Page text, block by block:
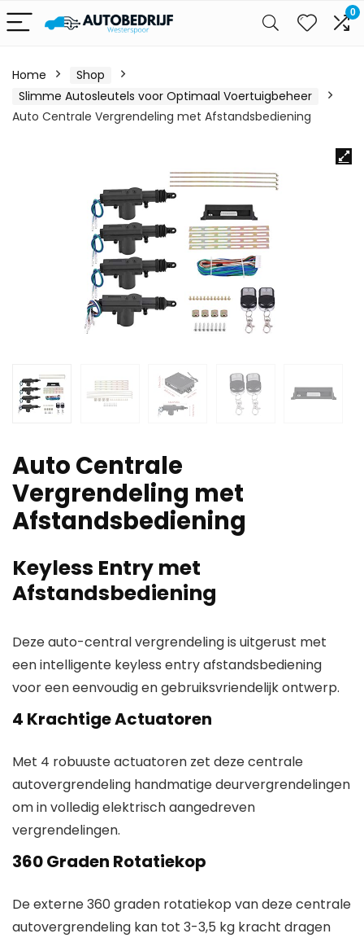
0
Home
Shop
Slimme Autosleutels voor Optimaal Voertuigbeheer
Auto Centrale Vergrendeling met Afstandsbediening
Auto Centrale
Vergrendeling met
Afstandsbediening
Keyless Entry met
Afstandsbediening
Deze auto-central vergrendeling is uitgerust met
een intelligente keyless entry afstandsbediening
voor een eenvoudig en gebruiksvriendelijk ontwerp.
4 Krachtige Actuatoren
Met 4 robuuste actuatoren zet deze centrale
autovergrendeling handmatige deurvergrendelingen
om in volledig elektrisch aangedreven
vergrendelingen.
360 Graden Rotatiekop
De externe 360 graden rotatiekop van deze centrale
autovergrendeling kan tot 3-3,5 kg kracht dragen